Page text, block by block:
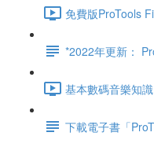
免費版ProTools
*2022年更新：
基本數碼音樂知
下載電子書「